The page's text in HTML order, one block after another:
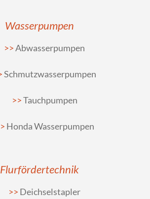
Wasserpumpen
Abwasserpumpen
Schmutzwasserpumpen
Tauchpumpen
Honda Wasserpumpen
Flurfördertechnik
Deichselstapler